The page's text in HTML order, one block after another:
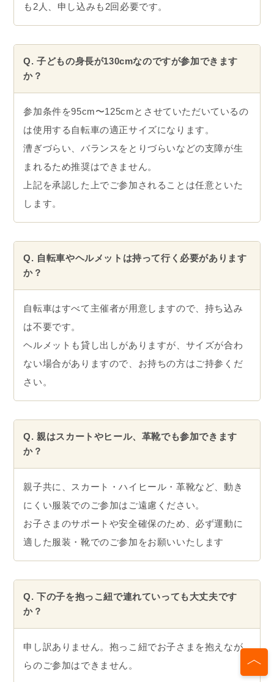
も2人、申し込みも2回必要です。
Q. 子どもの身長が130cmなのですが参加できます
か？
参加条件を95cm〜125cmとさせていただいているの
は使用する自転車の適正サイズになります。
漕ぎづらい、バランスをとりづらいなどの支障が生
まれるため推奨はできません。
上記を承認した上でご参加されることは任意といた
します。
Q. 自転車やヘルメットは持って行く必要があります
か？
自転車はすべて主催者が用意しますので、持ち込み
は不要です。
ヘルメットも貸し出しがありますが、サイズが合わ
ない場合がありますので、お持ちの方はご持参くだ
さい。
Q. 親はスカートやヒール、革靴でも参加できます
か？
親子共に、スカート・ハイヒール・革靴など、動き
にくい服装でのご参加はご遠慮ください。
お子さまのサポートや安全確保のため、必ず運動に
適した服装・靴でのご参加をお願いいたします
Q. 下の子を抱っこ紐で連れていっても大丈夫です
か？
申し訳ありません。抱っこ紐でお子さまを抱えなが
らのご参加はできません。